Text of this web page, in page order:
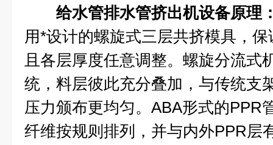
给水管排水管挤出机设备原理
用*设计的螺旋式三层共挤模具，
且各层厚度任意调整。螺旋分流式
统，料层彼此充分叠加，与传统支
压力颁布更均匀。ABA形式的PPR
纤维按规则排列，并与内外PPR层